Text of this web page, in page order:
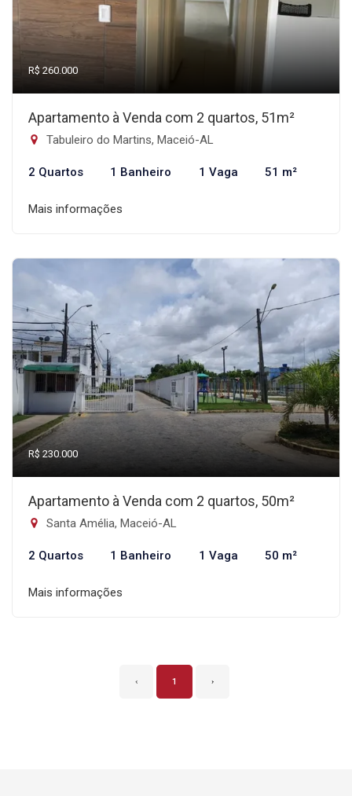
R$ 260.000
Apartamento à Venda com 2 quartos, 51m²
Tabuleiro do Martins, Maceió-AL
2 Quartos 1 Banheiro 1 Vaga 51 m²
Mais informações
R$ 230.000
Apartamento à Venda com 2 quartos, 50m²
Santa Amélia, Maceió-AL
2 Quartos 1 Banheiro 1 Vaga 50 m²
Mais informações
‹ 1 ›